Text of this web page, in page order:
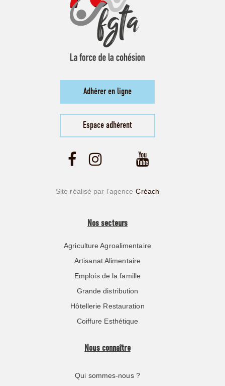
Adhérer en ligne
Espace adhérent
Site réalisé par l’agence Créach
Nos secteurs
Agriculture Agroalimentaire
Artisanat Alimentaire
Emplois de la famille
Grande distribution
Hôtellerie Restauration
Coiffure Esthétique
Nous connaître
Qui sommes-nous ?